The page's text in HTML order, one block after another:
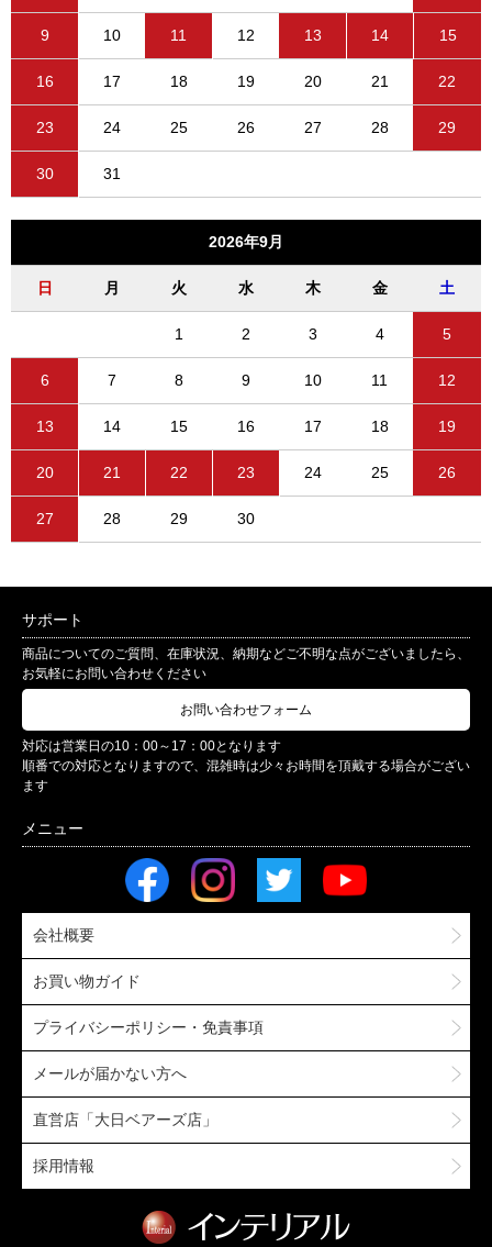
9 10 11 12 13 14 15
16 17 18 19 20 21 22
23 24 25 26 27 28 29
30 31
2026年9月
日 月 火 水 木 金 土
1 2 3 4 5
6 7 8 9 10 11 12
13 14 15 16 17 18 19
20 21 22 23 24 25 26
27 28 29 30
サポート
商品についてのご質問、在庫状況、納期などご不明な点がございましたら、
お気軽にお問い合わせください
お問い合わせフォーム
対応は営業日の10：00～17：00となります
順番での対応となりますので、混雑時は少々お時間を頂戴する場合がござい
ます
会社概要
お買い物ガイド
プライバシーポリシー・免責事項
メールが届かない方へ
直営店「大日ベアーズ店」
採用情報